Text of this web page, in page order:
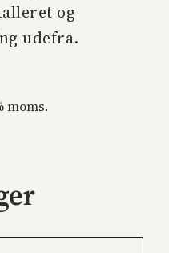
og
udefra.
moms.